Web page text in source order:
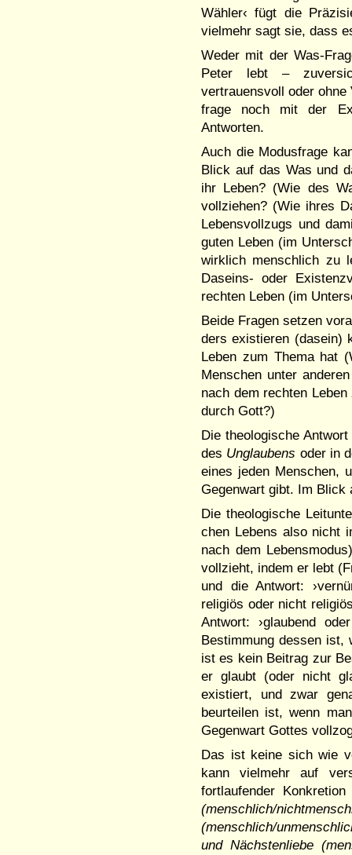
Wähler‹ fügt die
vielmehr sagt sie, dass
Weder mit der Was-
Pe­ter lebt –
vertrauensvoll oder
frage noch mit der
Antworten.
Auch die Modusfrage
Blick auf das Was und
ihr Leben? (Wie des
vollziehen? (Wie ihres
Le­bens­voll­zugs und
guten Le­ben (im
wirklich menschlich zu
Daseins- oder
rechten Leben (im
Beide Fragen setzen
ders exi­stieren (dasein)
Leben zum Thema hat
Menschen unter
nach dem rech­ten
durch Gott?)
Die theolo­gische
des Unglaubens oder in
eines jeden Menschen,
Ge­genwart gibt. Im
Die theologische
chen Lebens also nicht
nach dem
vollzieht, indem er lebt
und die Antwort:
religiös oder nicht
Antwort: ›glaubend
Bestimmung dessen
ist es kein Beitrag zur
er glaubt (oder nicht
existiert, und zwar
beurteilen ist, wenn
Gegenwart Gottes
Das ist keine sich wie
kann vielmehr auf
fortlaufender
(menschli­ch/
(menschlich/
und Nächsten­liebe